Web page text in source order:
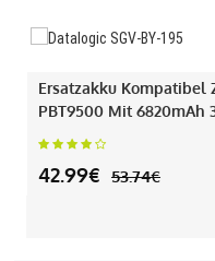
Ersatzakku Kompatibel
PBT9500 Mit 6820mAh
42.99€ 53.74€